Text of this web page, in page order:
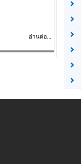
อ่านต่อ...